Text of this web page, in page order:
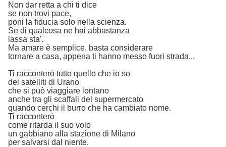
Non dar retta a chi ti dice
se non trovi pace,
poni la fiducia solo nella scienza.
Se di qualcosa ne hai abbastanza
lassa sta'.
Ma amare è semplice, basta considerare
tornare a casa, appena ti hanno messo fuori strada...
Ti racconterò tutto quello che io so
dei satelliti di Urano
che si può viaggiare lontano
anche tra gli scaffali del supermercato
quando cerchi il burro che ha cambiato nome.
Ti racconterò
come ritarda il suo volo
un gabbiano alla stazione di Milano
per salvarsi dal niente.